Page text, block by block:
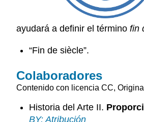
ayudará a definir el término fin
“Fin de siècle”.
Colaboradores
Contenido con licencia CC, Original
Historia del Arte II.
BY: Atribución